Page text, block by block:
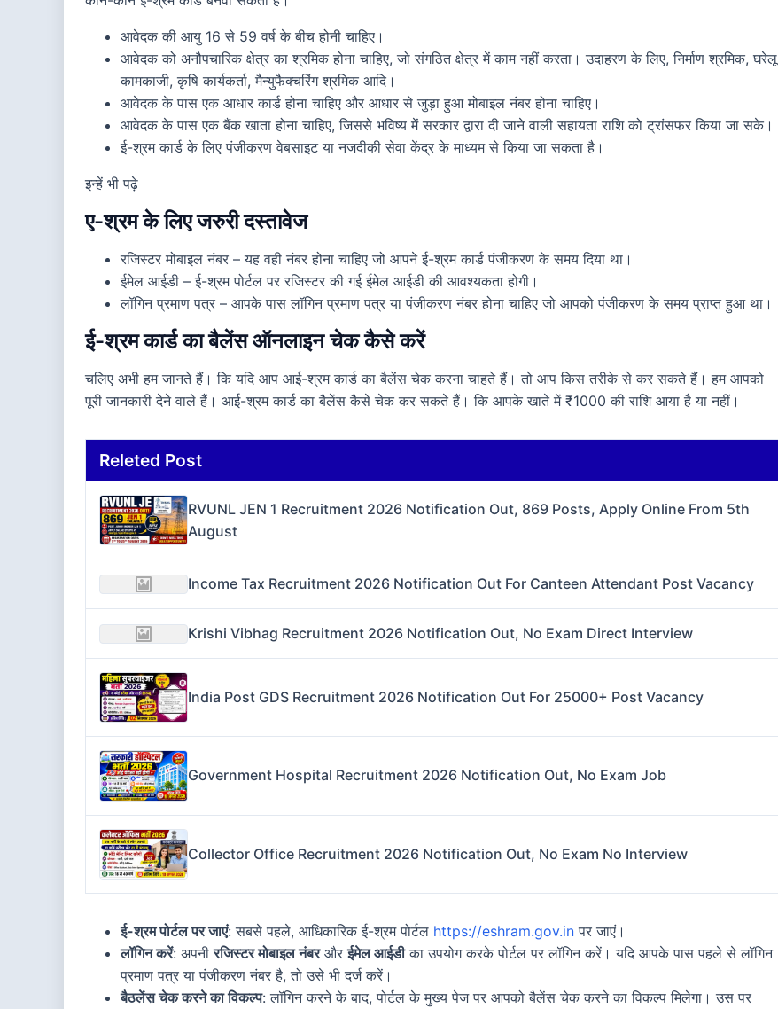
आवेदक की आयु 16 से 59 वर्ष के बीच होनी चाहिए।
आवेदक को अनौपचारिक क्षेत्र का श्रमिक होना चाहिए, जो संगठित क्षेत्र में काम नहीं करता। उदाहरण के लिए, निर्माण श्रमिक, घरेलू
कामकाजी, कृषि कार्यकर्ता, मैन्युफैक्चरिंग श्रमिक आदि।
आवेदक के पास एक आधार कार्ड होना चाहिए और आधार से जुड़ा हुआ मोबाइल नंबर होना चाहिए।
आवेदक के पास एक बैंक खाता होना चाहिए, जिससे भविष्य में सरकार द्वारा दी जाने वाली सहायता राशि को ट्रांसफर किया जा सके।
ई-श्रम कार्ड के लिए पंजीकरण वेबसाइट या नजदीकी सेवा केंद्र के माध्यम से किया जा सकता है।
इन्हें भी पढ़े
ए-श्रम के लिए जरुरी दस्तावेज
रजिस्टर मोबाइल नंबर – यह वही नंबर होना चाहिए जो आपने ई-श्रम कार्ड पंजीकरण के समय दिया था।
ईमेल आईडी – ई-श्रम पोर्टल पर रजिस्टर की गई ईमेल आईडी की आवश्यकता होगी।
लॉगिन प्रमाण पत्र – आपके पास लॉगिन प्रमाण पत्र या पंजीकरण नंबर होना चाहिए जो आपको पंजीकरण के समय प्राप्त हुआ था।
ई-श्रम कार्ड का बैलेंस ऑनलाइन चेक कैसे करें
चलिए अभी हम जानते हैं। कि यदि आप आई-श्रम कार्ड का बैलेंस चेक करना चाहते हैं। तो आप किस तरीके से कर सकते हैं। हम आपको
पूरी जानकारी देने वाले हैं। आई-श्रम कार्ड का बैलेंस कैसे चेक कर सकते हैं। कि आपके खाते में ₹1000 की राशि आया है या नहीं।
Releted Post
RVUNL JEN 1 Recruitment 2026 Notification Out, 869 Posts, Apply Online From 5th
August
Income Tax Recruitment 2026 Notification Out For Canteen Attendant Post Vacancy
Krishi Vibhag Recruitment 2026 Notification Out, No Exam Direct Interview
India Post GDS Recruitment 2026 Notification Out For 25000+ Post Vacancy
Government Hospital Recruitment 2026 Notification Out, No Exam Job
Collector Office Recruitment 2026 Notification Out, No Exam No Interview
ई-श्रम पोर्टल पर जाएं: सबसे पहले, आधिकारिक ई-श्रम पोर्टल https://eshram.gov.in पर जाएं।
लॉगिन करें: अपनीरजिस्टर मोबाइल नंबरऔरईमेल आईडीका उपयोग करके पोर्टल पर लॉगिन करें। यदि आपके पास पहले से लॉगिन
प्रमाण पत्र या पंजीकरण नंबर है, तो उसे भी दर्ज करें।
बैठलेंस चेक करने का विकल्प: लॉगिन करने के बाद, पोर्टल के मुख्य पेज पर आपको बैलेंस चेक करने का विकल्प मिलेगा। उस पर